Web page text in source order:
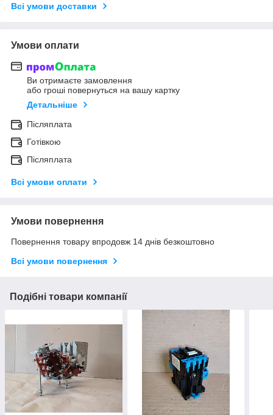
Всі умови доставки
Умови оплати
Ви отримаєте замовлення
або гроші повернуться на вашу картку
Детальніше
Післяплата
Готівкою
Післяплата
Всі умови оплати
Умови повернення
Повернення товару впродовж 14 днів безкоштовно
Всі умови повернення
Подібні товари компанії